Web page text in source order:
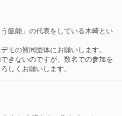
飯能」の代表をしている木崎とい
モの賛同団体にお願いします。
きないのですが、数名での参加を
しくお願いします。